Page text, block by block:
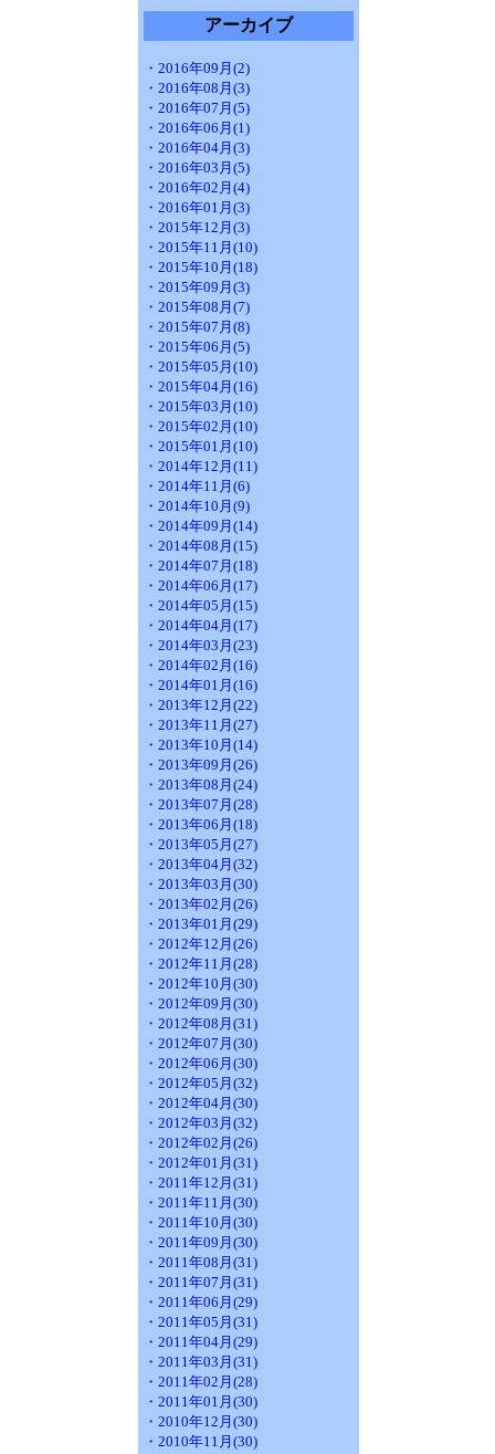
アーカイブ
・2016年09月(2)
・2016年08月(3)
・2016年07月(5)
・2016年06月(1)
・2016年04月(3)
・2016年03月(5)
・2016年02月(4)
・2016年01月(3)
・2015年12月(3)
・2015年11月(10)
・2015年10月(18)
・2015年09月(3)
・2015年08月(7)
・2015年07月(8)
・2015年06月(5)
・2015年05月(10)
・2015年04月(16)
・2015年03月(10)
・2015年02月(10)
・2015年01月(10)
・2014年12月(11)
・2014年11月(6)
・2014年10月(9)
・2014年09月(14)
・2014年08月(15)
・2014年07月(18)
・2014年06月(17)
・2014年05月(15)
・2014年04月(17)
・2014年03月(23)
・2014年02月(16)
・2014年01月(16)
・2013年12月(22)
・2013年11月(27)
・2013年10月(14)
・2013年09月(26)
・2013年08月(24)
・2013年07月(28)
・2013年06月(18)
・2013年05月(27)
・2013年04月(32)
・2013年03月(30)
・2013年02月(26)
・2013年01月(29)
・2012年12月(26)
・2012年11月(28)
・2012年10月(30)
・2012年09月(30)
・2012年08月(31)
・2012年07月(30)
・2012年06月(30)
・2012年05月(32)
・2012年04月(30)
・2012年03月(32)
・2012年02月(26)
・2012年01月(31)
・2011年12月(31)
・2011年11月(30)
・2011年10月(30)
・2011年09月(30)
・2011年08月(31)
・2011年07月(31)
・2011年06月(29)
・2011年05月(31)
・2011年04月(29)
・2011年03月(31)
・2011年02月(28)
・2011年01月(30)
・2010年12月(30)
・2010年11月(30)